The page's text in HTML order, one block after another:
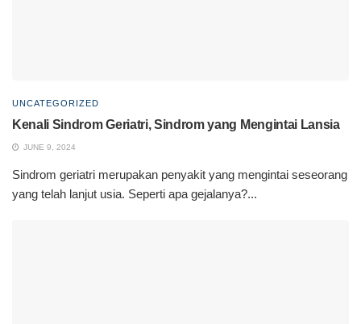
UNCATEGORIZED
Kenali Sindrom Geriatri, Sindrom yang Mengintai Lansia
JUNE 9, 2024
Sindrom geriatri merupakan penyakit yang mengintai seseorang
yang telah lanjut usia. Seperti apa gejalanya?...